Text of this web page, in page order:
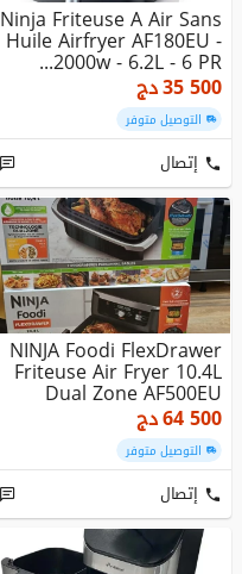
Ninja Friteuse A Air Sans
Huile Airfryer AF180EU -
2000w - 6.2L - 6 PR...
35 500دج
التوصيل متوفر
إتصال
NINJA Foodi FlexDrawer
Friteuse Air Fryer 10.4L
Dual Zone AF500EU
64 500دج
التوصيل متوفر
إتصال